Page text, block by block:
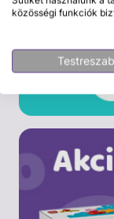
közösségi funkciók